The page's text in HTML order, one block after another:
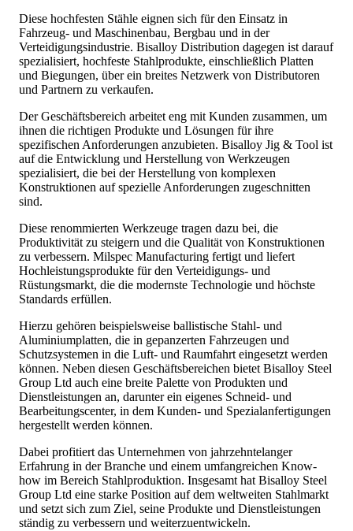
Diese hochfesten Stähle eignen sich für den Einsatz in
Fahrzeug- und Maschinenbau, Bergbau und in der
Verteidigungsindustrie. Bisalloy Distribution dagegen ist darauf
spezialisiert, hochfeste Stahlprodukte, einschließlich Platten
und Biegungen, über ein breites Netzwerk von Distributoren
und Partnern zu verkaufen.
Der Geschäftsbereich arbeitet eng mit Kunden zusammen, um
ihnen die richtigen Produkte und Lösungen für ihre
spezifischen Anforderungen anzubieten. Bisalloy Jig & Tool ist
auf die Entwicklung und Herstellung von Werkzeugen
spezialisiert, die bei der Herstellung von komplexen
Konstruktionen auf spezielle Anforderungen zugeschnitten
sind.
Diese renommierten Werkzeuge tragen dazu bei, die
Produktivität zu steigern und die Qualität von Konstruktionen
zu verbessern. Milspec Manufacturing fertigt und liefert
Hochleistungsprodukte für den Verteidigungs- und
Rüstungsmarkt, die die modernste Technologie und höchste
Standards erfüllen.
Hierzu gehören beispielsweise ballistische Stahl- und
Aluminiumplatten, die in gepanzerten Fahrzeugen und
Schutzsystemen in die Luft- und Raumfahrt eingesetzt werden
können. Neben diesen Geschäftsbereichen bietet Bisalloy Steel
Group Ltd auch eine breite Palette von Produkten und
Dienstleistungen an, darunter ein eigenes Schneid- und
Bearbeitungscenter, in dem Kunden- und Spezialanfertigungen
hergestellt werden können.
Dabei profitiert das Unternehmen von jahrzehntelanger
Erfahrung in der Branche und einem umfangreichen Know-
how im Bereich Stahlproduktion. Insgesamt hat Bisalloy Steel
Group Ltd eine starke Position auf dem weltweiten Stahlmarkt
und setzt sich zum Ziel, seine Produkte und Dienstleistungen
ständig zu verbessern und weiterzuentwickeln.